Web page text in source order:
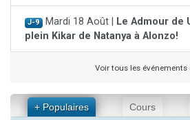
J-9 Mardi 18 Août |
Le Admour de
plein Kikar de Natanya à Alonzo!
Voir tous les événements
+ Populaires Cours